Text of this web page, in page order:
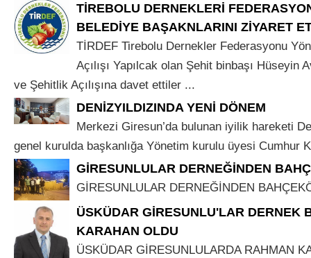
TİREBOLU DERNEKLERİ
BELEDİYE BAŞAKNLARINI ZİYARET
TİRDEF Tirebolu Dernekler Federasyonu
Açılışı Yapılcak olan Şehit binbaşı Hüseyin
ve Şehitlik Açılışına davet ettiler ...
DENİZYILDIZINDA YENİ DÖNEM
Merkezi Giresun’da bulunan iyilik hareketi
genel kurulda başkanlığa Yönetim kurulu üyesi Cumhur
GİRESUNLULAR DERNEĞİNDEN
GİRESUNLULAR DERNEĞİNDEN
ÜSKÜDAR GİRESUNLU'LAR DERNEK
KARAHAN OLDU
ÜSKÜDAR GİRESUNLULARDA RAHMAN